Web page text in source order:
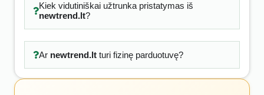
Kiek vidutiniškai užtrunka pristatymas iš
newtrend.lt?
Ar newtrend.ltturi fizinę parduotuvę?